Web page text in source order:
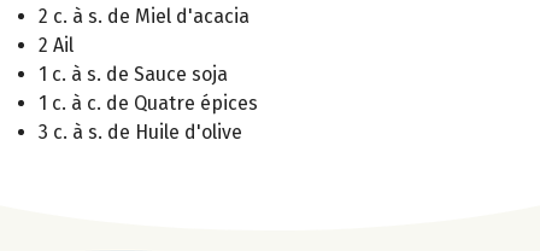
2 c. à s. de Miel d'acacia
2 Ail
1 c. à s. de Sauce soja
1 c. à c. de Quatre épices
3 c. à s. de Huile d'olive